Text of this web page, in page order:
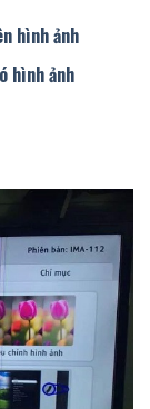
hình ảnh
hình ảnh